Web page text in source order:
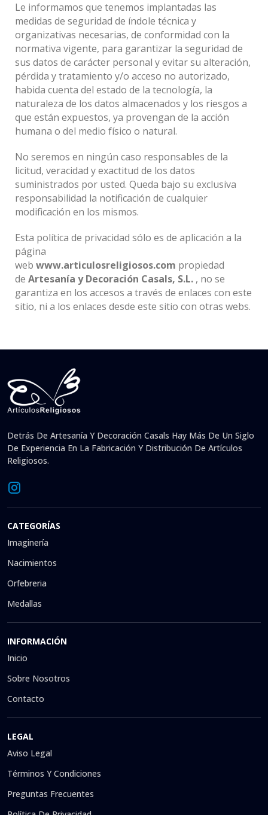
Le informamos que tenemos implantadas las
medidas de seguridad de índole técnica y
organizativas necesarias, de conformidad con la
normativa vigente, para garantizar la seguridad de
sus datos de carácter personal y evitar su alteración,
pérdida y tratamiento y/o acceso no autorizado,
habida cuenta del estado de la tecnología, la
naturaleza de los datos almacenados y los riesgos a
que están expuestos, ya provengan de la acción
humana o del medio físico o natural.
No seremos en ningún caso responsables de la
licitud, veracidad y exactitud de los datos
suministrados por usted. Queda bajo su exclusiva
responsabilidad la notificación de cualquier
modificación en los mismos.
Esta política de privacidad sólo es de aplicación a la
página
web www.articulosreligiosos.com propiedad
de Artesanía y Decoración Casals, S.L. , no se
garantiza en los accesos a través de enlaces con este
sitio, ni a los enlaces desde este sitio con otras webs.
Detrás De Artesanía Y Decoración Casals Hay Más De Un Siglo
De Experiencia En La Fabricación Y Distribución De Artículos
Religiosos.
CATEGORÍAS
Imaginería
Nacimientos
Orfebreria
Medallas
INFORMACIÓN
Inicio
Sobre Nosotros
Contacto
LEGAL
Aviso Legal
Términos Y Condiciones
Preguntas Frecuentes